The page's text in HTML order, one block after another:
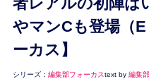
UEFA
ナショナルチーム
やマンCも登場（
ーカス】
シリーズ： 編集部フォーカスtext by 編集部